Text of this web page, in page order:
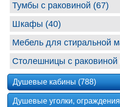
Тумбы с раковиной (67)
Шкафы (40)
Мебель для стиральной
Столешницы с раковиной
Душевые кабины (788)
Душевые уголки,